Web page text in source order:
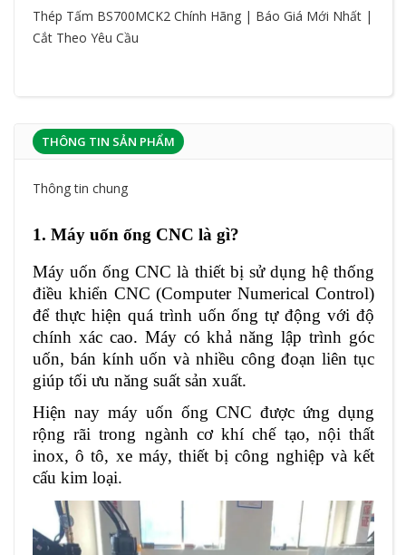
Thép Tấm BS700MCK2 Chính Hãng | Báo Giá Mới Nhất |
Cắt Theo Yêu Cầu
THÔNG TIN SẢN PHẨM
Thông tin chung
1. Máy uốn ống CNC là gì?
Máy uốn ống CNC là thiết bị sử dụng hệ thống
điều khiển CNC (Computer Numerical Control)
để thực hiện quá trình uốn ống tự động với độ
chính xác cao. Máy có khả năng lập trình góc
uốn, bán kính uốn và nhiều công đoạn liên tục
giúp tối ưu năng suất sản xuất.
Hiện nay máy uốn ống CNC được ứng dụng
rộng rãi trong ngành cơ khí chế tạo, nội thất
inox, ô tô, xe máy, thiết bị công nghiệp và kết
cấu kim loại.